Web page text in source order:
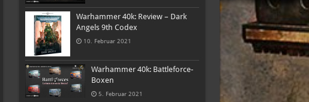
Warhammer 40k: Review – Dark
Angels 9th Codex
10. Februar 2021
Warhammer 40k: Battleforce-
Boxen
5. Februar 2021